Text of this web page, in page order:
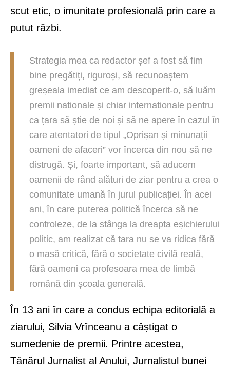
scut etic, o imunitate profesională prin care a
putut răzbi.
Strategia mea ca redactor șef a fost să fim
bine pregătiți, riguroși, să recunoaștem
greșeala imediat ce am descoperit-o, să luăm
premii naționale și chiar internaționale pentru
ca țara să știe de noi și să ne apere în cazul în
care atentatori de tipul „Oprișan și minunații
oameni de afaceri” vor încerca din nou să ne
distrugă. Și, foarte important, să aducem
oamenii de rând alături de ziar pentru a crea o
comunitate umană în jurul publicației. În acei
ani, în care puterea politică încerca să ne
controleze, de la stânga la dreapta eșichierului
politic, am realizat că țara nu se va ridica fără
o masă critică, fără o societate civilă reală,
fără oameni ca profesoara mea de limbă
română din școala generală.
În 13 ani în care a condus echipa editorială a
ziarului, Silvia Vrînceanu a câștigat o
sumedenie de premii. Printre acestea,
Tânărul Jurnalist al Anului, Jurnalistul bunei